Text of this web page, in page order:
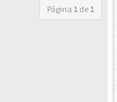
Página 1 de 1